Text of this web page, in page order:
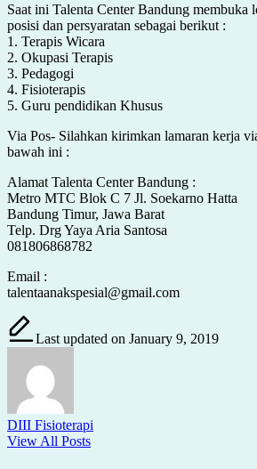
Saat ini Talenta Center Bandung membuka
posisi dan persyaratan sebagai berikut :
1. Terapis Wicara
2. Okupasi Terapis
3. Pedagogi
4. Fisioterapis
5. Guru pendidikan Khusus
Via Pos- Silahkan kirimkan lamaran kerja
bawah ini :
Alamat Talenta Center Bandung :
Metro MTC Blok C 7 Jl. Soekarno Hatta
Bandung Timur, Jawa Barat
Telp. Drg Yaya Aria Santosa
081806868782
Email :
talentaanakspesial@gmail.com
Last updated on January 9, 2019
DIII Fisioterapi
View All Posts